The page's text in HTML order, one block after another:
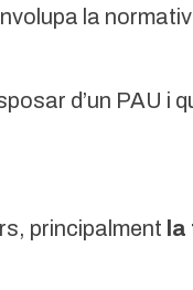
la
d’un PAU i
principalment